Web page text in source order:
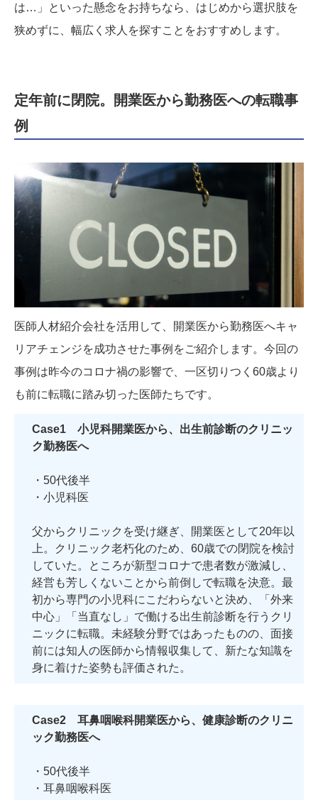
は…」といった懸念をお持ちなら、はじめから選択肢を
狭めずに、幅広く求人を探すことをおすすめします。
定年前に閉院。開業医から勤務医への転職事
例
医師人材紹介会社を活用して、開業医から勤務医へキャ
リアチェンジを成功させた事例をご紹介します。今回の
事例は昨今のコロナ禍の影響で、一区切りつく60歳より
も前に転職に踏み切った医師たちです。
Case1 小児科開業医から、出生前診断のクリニッ
ク勤務医へ
・50代後半
・小児科医
父からクリニックを受け継ぎ、開業医として20年以
上。クリニック老朽化のため、60歳での閉院を検討
していた。ところが新型コロナで患者数が激減し、
経営も芳しくないことから前倒しで転職を決意。最
初から専門の小児科にこだわらないと決め、「外来
中心」「当直なし」で働ける出生前診断を行うクリ
ニックに転職。未経験分野ではあったものの、面接
前には知人の医師から情報収集して、新たな知識を
身に着けた姿勢も評価された。
Case2 耳鼻咽喉科開業医から、健康診断のクリニ
ック勤務医へ
・50代後半
・耳鼻咽喉科医